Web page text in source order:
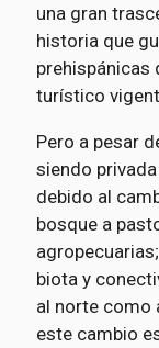
una gran
historia que
prehispánicas
turístico
Pero a pesar
siendo
debido al
bosque a
biota y
al norte como
este cambio